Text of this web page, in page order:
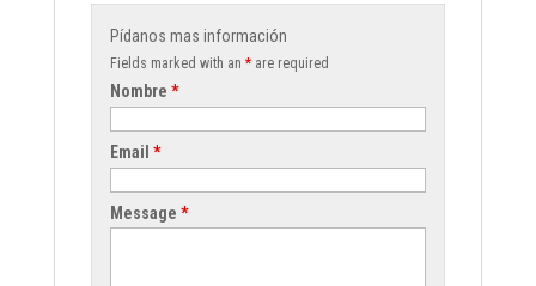
Pídanos mas información
Fields marked with an *are required
Nombre *
Email *
Message *